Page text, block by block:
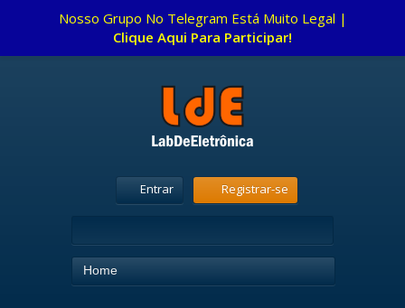
Entrar Registrar-se
Home
Nosso Grupo No Telegram Está Muito Legal |
Clique Aqui Para Participar!